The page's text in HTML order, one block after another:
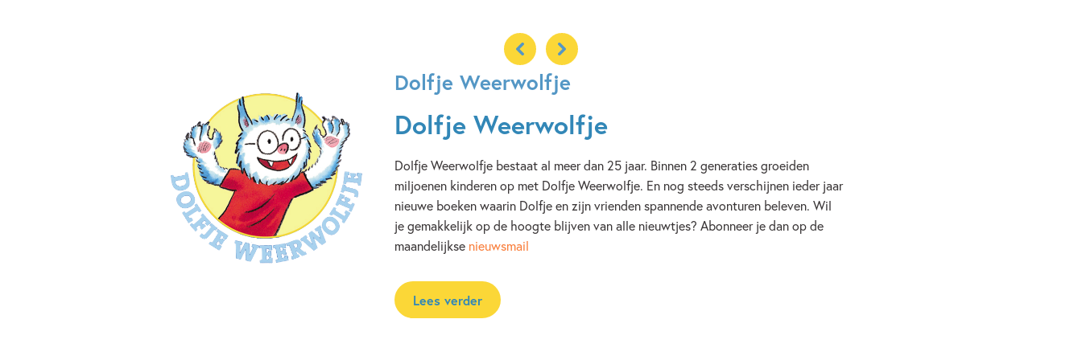
Dolfje Weerwolfje
Dolfje Weerwolfje
Dolfje Weerwolfje bestaat al meer dan 25 jaar. Binnen 2 generaties groeiden
miljoenen kinderen op met Dolfje Weerwolfje. En nog steeds verschijnen ieder jaar
nieuwe boeken waarin Dolfje en zijn vrienden spannende avonturen beleven. Wil
je gemakkelijk op de hoogte blijven van alle nieuwtjes? Abonneer je dan op de
maandelijkse nieuwsmail
Lees verder